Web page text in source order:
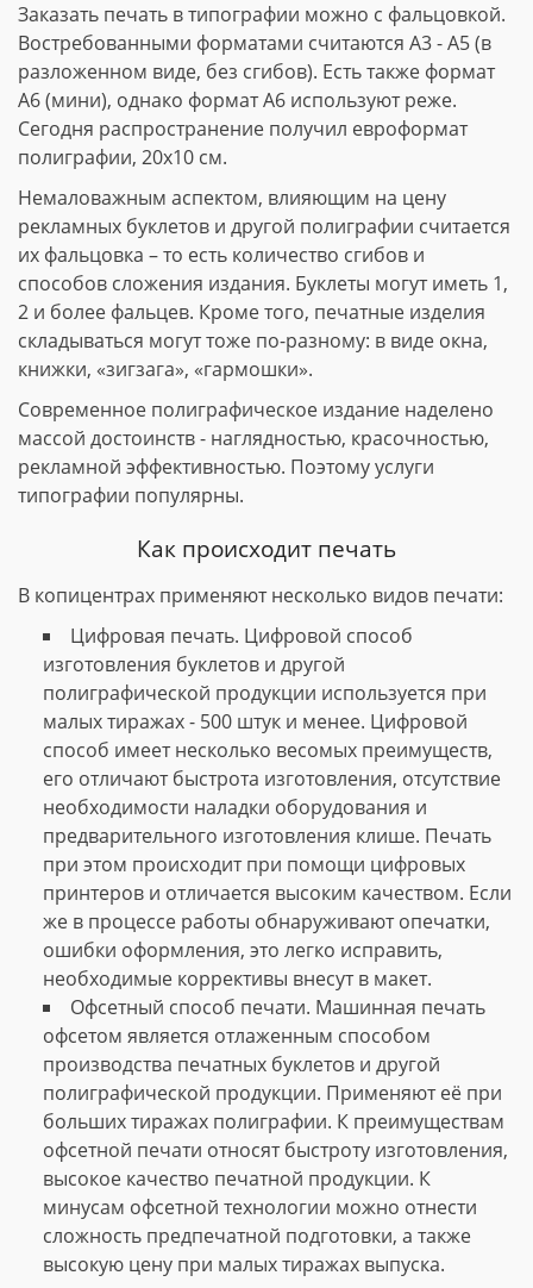
Заказать печать в типографии можно с фальцовкой.
Востребованными форматами считаются А3 - А5 (в
разложенном виде, без сгибов). Есть также формат
А6 (мини), однако формат А6 используют реже.
Сегодня распространение получил евроформат
полиграфии, 20х10 см.
Немаловажным аспектом, влияющим на цену
рекламных буклетов и другой полиграфии считается
их фальцовка – то есть количество сгибов и
способов сложения издания. Буклеты могут иметь 1,
2 и более фальцев. Кроме того, печатные изделия
складываться могут тоже по-разному: в виде окна,
книжки, «зигзага», «гармошки».
Современное полиграфическое издание наделено
массой достоинств - наглядностью, красочностью,
рекламной эффективностью. Поэтому услуги
типографии популярны.
Как происходит печать
В копицентрах применяют несколько видов печати:
Цифровая печать. Цифровой способ
изготовления буклетов и другой
полиграфической продукции используется при
малых тиражах - 500 штук и менее. Цифровой
способ имеет несколько весомых преимуществ,
его отличают быстрота изготовления, отсутствие
необходимости наладки оборудования и
предварительного изготовления клише. Печать
при этом происходит при помощи цифровых
принтеров и отличается высоким качеством. Если
же в процессе работы обнаруживают опечатки,
ошибки оформления, это легко исправить,
необходимые коррективы внесут в макет.
Офсетный способ печати. Машинная печать
офсетом является отлаженным способом
производства печатных буклетов и другой
полиграфической продукции. Применяют её при
больших тиражах полиграфии. К преимуществам
офсетной печати относят быстроту изготовления,
высокое качество печатной продукции. К
минусам офсетной технологии можно отнести
сложность предпечатной подготовки, а также
высокую цену при малых тиражах выпуска.